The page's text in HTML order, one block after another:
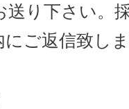
り下さい。
ご返信致し